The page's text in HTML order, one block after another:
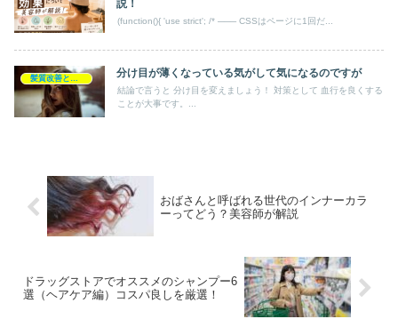
説！
(function(){ 'use strict'; /* ─── CSSはページに1回だ...
分け目が薄くなっている気がして気になるのですが
結論で言うと 分け目を変えましょう！ 対策として 血行を良くする
ことが大事です。...
おばさんと呼ばれる世代のインナーカラ
ーってどう？美容師が解説
ドラッグストアでオススメのシャンプー6
選（ヘアケア編）コスパ良しを厳選！